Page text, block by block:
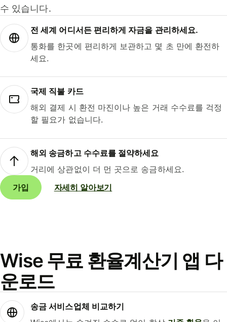
수 있습니다.
전 세계 어디서든 편리하게 자금을 관리하세요.
통화를 한곳에 편리하게 보관하고 몇 초 만에 환전하
세요.
국제 직불 카드
해외 결제 시 환전 마진이나 높은 거래 수수료를 걱정
할 필요가 없습니다.
해외 송금하고 수수료를 절약하세요
거리에 상관없이 더 먼 곳으로 송금하세요.
가입
자세히 알아보기
Wise 무료 환율계산기 앱 다
운로드
송금 서비스업체 비교하기